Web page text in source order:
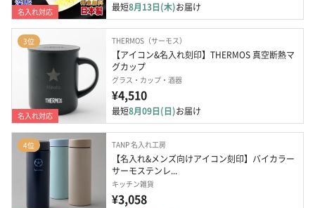
名入れ対応 最短8月13日(木)お届け
3位
名入れ対応
THERMOS（サーモス）
【アイコン&名入れ刻印】THERMOS 真空断熱マ
グカップ
グラス・カップ・酒器
¥4,510
最短8月09日(日)お届け
4位 TANP 名入れ工房
【名入れ&メンズ向けアイコン刻印】バイカラー
サーモステンレ...
キッチン雑貨
¥3,058